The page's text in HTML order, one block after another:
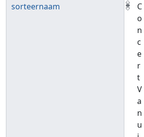
sorteernaam
C
o
n
c
e
r
t
V
a
n
u